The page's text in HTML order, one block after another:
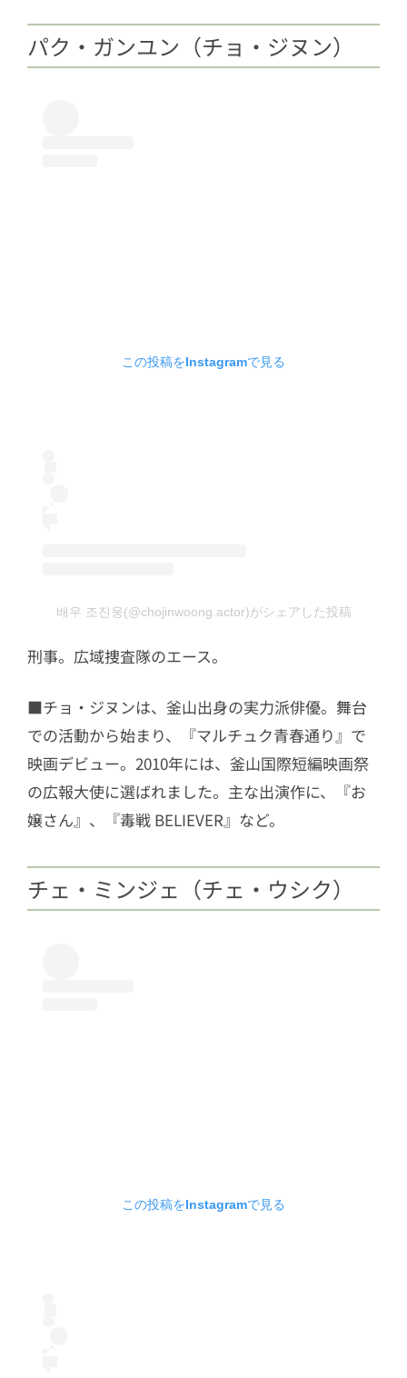
パク・ガンユン（チョ・ジヌン）
この投稿をInstagramで見る
배우 조진웅(@chojinwoong.actor)がシェアした投稿
刑事。広域捜査隊のエース。
■チョ・ジヌンは、釜山出身の実力派俳優。舞台
での活動から始まり、『マルチュク青春通り』で
映画デビュー。2010年には、釜山国際短編映画祭
の広報大使に選ばれました。主な出演作に、『お
嬢さん』、『毒戦 BELIEVER』など。
チェ・ミンジェ（チェ・ウシク）
この投稿をInstagramで見る